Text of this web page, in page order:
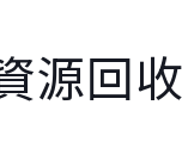
源回